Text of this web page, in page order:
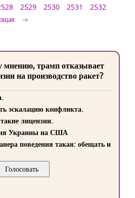
2529 2530 2531
2532
мнению, трамп отказывает
на производство ракет?
эскалацию конфликта.
лицензии.
Украины на США
поведения такая: обещать и